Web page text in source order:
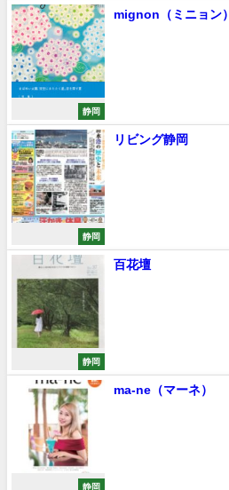
静岡
mignon（ミニョン）
静岡
リビング静岡
静岡
百花壇
静岡
ma-ne（マーネ）